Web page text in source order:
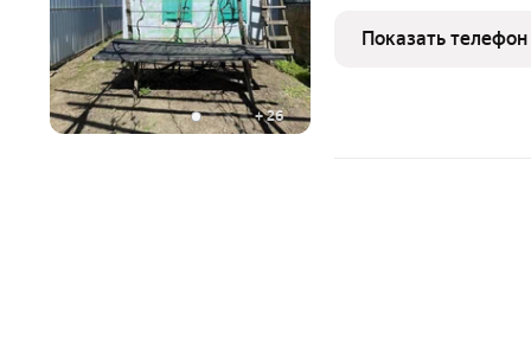
+26
квадратных метров на
нескольких
Показать телефон